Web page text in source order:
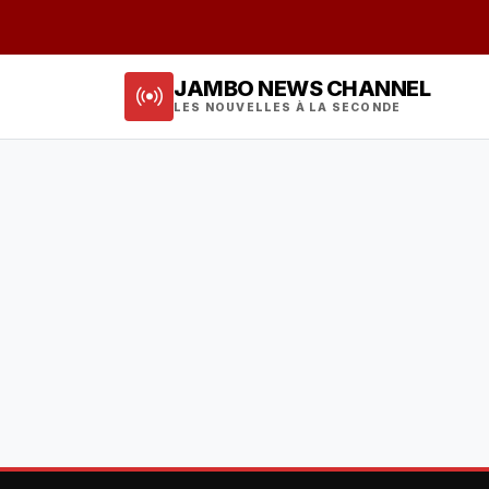
JAMBO NEWS CHANNEL
LES NOUVELLES À LA SECONDE